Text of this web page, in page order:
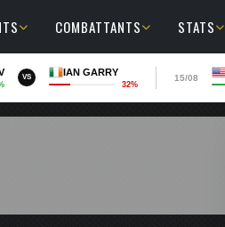
COMBATTANTS STATS
VS IAN GARRY
32%
15/08